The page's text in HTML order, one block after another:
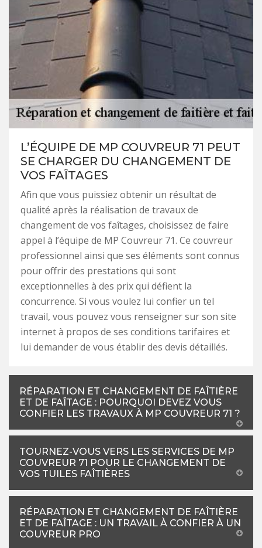
L’ÉQUIPE DE MP COUVREUR 71 PEUT
SE CHARGER DU CHANGEMENT DE
VOS FAÎTAGES
Afin que vous puissiez obtenir un résultat de
qualité après la réalisation de travaux de
changement de vos faîtages, choisissez de faire
appel à l’équipe de MP Couvreur 71. Ce couvreur
professionnel ainsi que ses éléments sont connus
pour offrir des prestations qui sont
exceptionnelles à des prix qui défient la
concurrence. Si vous voulez lui confier un tel
travail, vous pouvez vous renseigner sur son site
internet à propos de ses conditions tarifaires et
lui demander de vous établir des devis détaillés.
RÉPARATION ET CHANGEMENT DE FAÎTIÈRE
ET DE FAÎTAGE : POURQUOI DEVEZ VOUS
CONFIER LES TRAVAUX À MP COUVREUR 71 ?
TOURNEZ-VOUS VERS LES SERVICES DE MP
COUVREUR 71 POUR LE CHANGEMENT DE
VOS TUILES FAÎTIÈRES
RÉPARATION ET CHANGEMENT DE FAÎTIÈRE
ET DE FAÎTAGE : UN TRAVAIL À CONFIER À UN
COUVREUR PRO